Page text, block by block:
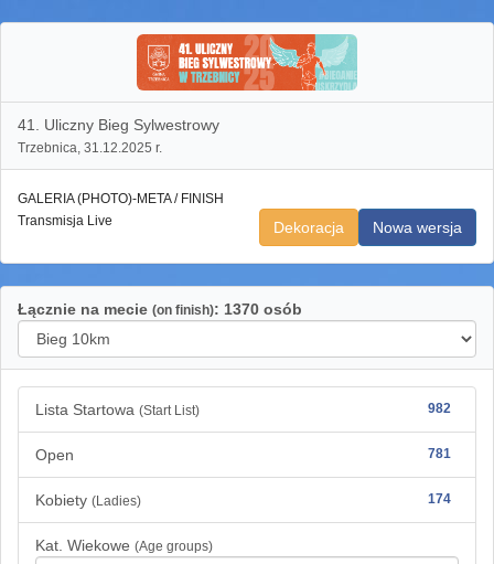
41. Uliczny Bieg Sylwestrowy
Trzebnica, 31.12.2025 r.
GALERIA (PHOTO)-META / FINISH
Transmisja Live
Nowa wersja
Dekoracja
Łącznie na mecie (on finish): 1370 osób
Lista Startowa (Start List) 982
Open 781
Kobiety (Ladies) 174
Kat. Wiekowe (Age groups)